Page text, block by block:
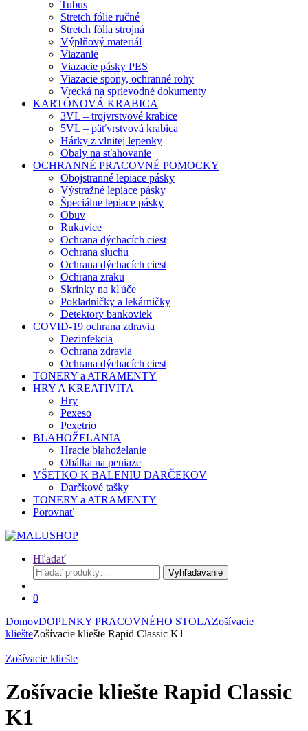
Tubus
Stretch fólie ručné
Stretch fólia strojná
Výplňový materiál
Viazanie
Viazacie pásky PES
Viazacie spony, ochranné rohy
Vrecká na sprievodné dokumenty
KARTÓNOVÁ KRABICA
3VL – trojvrstvové krabice
5VL – päťvrstvová krabica
Hárky z vlnitej lepenky
Obaly na sťahovanie
OCHRANNÉ PRACOVNÉ POMOCKY
Obojstranné lepiace pásky
Výstražné lepiace pásky
Špeciálne lepiace pásky
Obuv
Rukavice
Ochrana dýchacích ciest
Ochrana sluchu
Ochrana dýchacích ciest
Ochrana zraku
Skrinky na kľúče
Pokladničky a lekárničky
Detektory bankoviek
COVID-19 ochrana zdravia
Dezinfekcia
Ochrana zdravia
Ochrana dýchacích ciest
TONERY a ATRAMENTY
HRY A KREATIVITA
Hry
Pexeso
Pexetrio
BLAHOŽELANIA
Hracie blahoželanie
Obálka na peniaze
VŠETKO K BALENIU DARČEKOV
Darčkové tašky
TONERY a ATRAMENTY
Porovnať
Hľadať
Hľadať:
Vyhľadávanie
0
DomovDOPLNKY PRACOVNÉHO STOLAZošívacie
kliešteZošívacie kliešte Rapid Classic K1
Zošívacie kliešte
Zošívacie kliešte Rapid Classic
K1